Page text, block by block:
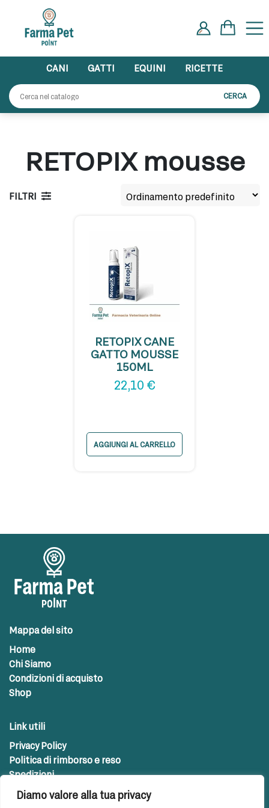
Diamo valore alla tua privacy
content
CANI GATTI EQUINI
RICETTE
CERCA
RETOPIX mousse
FILTRI
RETOPIX CANE
GATTO MOUSSE
150ML
22,10 €
AGGIUNGI AL CARRELLO
Mappa del sito
Home
Chi Siamo
Condizioni di acquisto
Shop
Link utili
Privacy Policy
Politica di rimborso e reso
Spedizioni